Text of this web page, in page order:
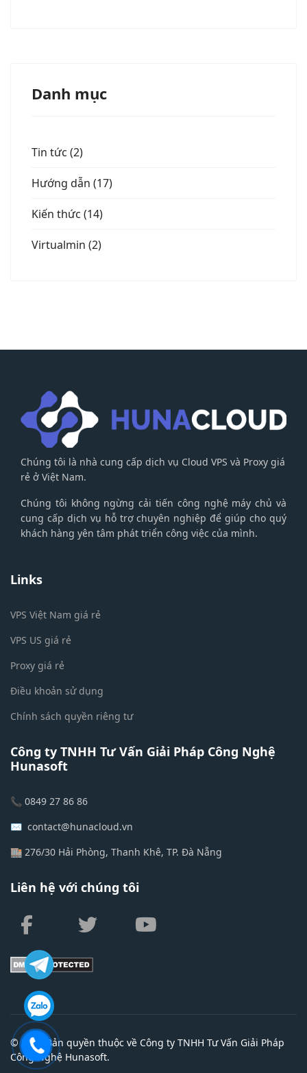
Danh mục
Tin tức (2)
Hướng dẫn (17)
Kiến thức (14)
Virtualmin (2)
Chúng tôi là nhà cung cấp dịch vụ Cloud VPS và Proxy giá
rẻ ở Việt Nam.
Chúng tôi không ngừng cải tiến công nghệ máy chủ và
cung cấp dịch vụ hỗ trợ chuyên nghiệp để giúp cho quý
khách hàng yên tâm phát triển công việc của mình.
Links
VPS Việt Nam giá rẻ
VPS US giá rẻ
Proxy giá rẻ
Điều khoản sử dụng
Chính sách quyền riêng tư
Công ty TNHH Tư Vấn Giải Pháp Công Nghệ
Hunasoft
📞 0849 27 86 86
✉️ contact@hunacloud.vn
🏬 276/30 Hải Phòng, Thanh Khê, TP. Đà Nẵng
Liên hệ với chúng tôi
facebook-
f
fab
© 2026 Bản quyền thuộc về Công ty TNHH Tư Vấn Giải Pháp
Công Nghệ Hunasoft.